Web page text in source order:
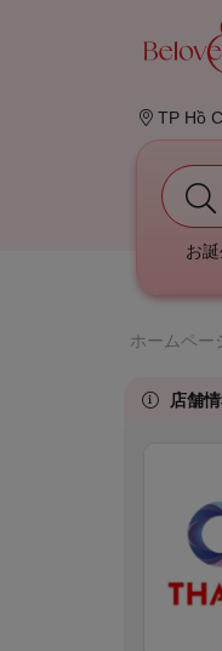
TP Hồ
お誕
ホームペー
店舗